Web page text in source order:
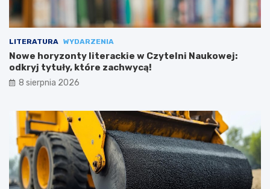
LITERATURA WYDARZENIA
Nowe horyzonty literackie w Czytelni Naukowej:
odkryj tytuły, które zachwycą!
8 sierpnia 2026